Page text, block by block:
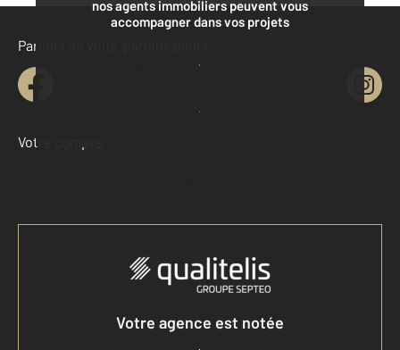
nos agents immobiliers peuvent vous
accompagner dans vos projets
Contacter l'agence
Demander une estimation
Parlons de vous, parlons biens
Votre compte :
Accéder à mon compte
Votre agence est notée